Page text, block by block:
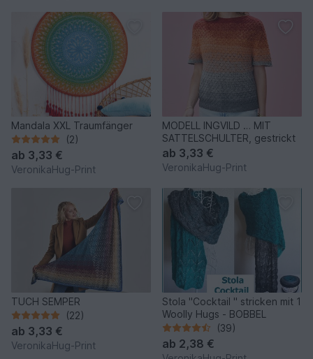
Mandala XXL Traumfänger
(2)
ab 3,33 €
VeronikaHug-Print
MODELL INGVILD … MIT
SATTELSCHULTER, gestrickt
ab 3,33 €
VeronikaHug-Print
TUCH SEMPER
(22)
ab 3,33 €
VeronikaHug-Print
Stola "Cocktail " stricken mit 1
Woolly Hugs - BOBBEL
(39)
ab 2,38 €